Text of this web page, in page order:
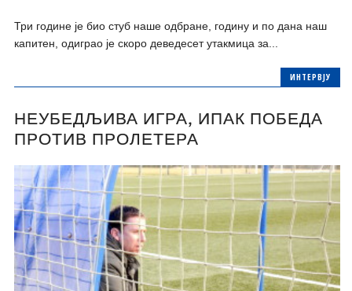
Три године је био стуб наше одбране, годину и по дана наш
капитен, одиграо је скоро деведесет утакмица за...
ИНТЕРВЈУ
НЕУБЕДЉИВА ИГРА, ИПАК ПОБЕДА
ПРОТИВ ПРОЛЕТЕРА